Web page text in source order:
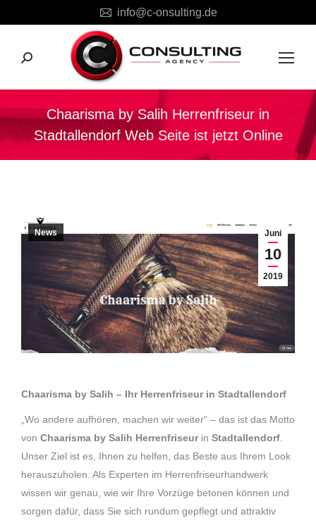
info@c-onsulting.de
Search:
Chaarisma by Salih Herrenfriseur in
Stadtallendorf Web Seite ist jetzt Online
Sie befinden sich hier:
Juni
10
2019
News
Chaarisma by Salih – Ihr Herrenfriseur in Stadtallendorf
„Wo andere aufhören, machen wir weiter“ – das ist das Motto
von Chaarisma by Salih Herrenfriseurin Stadtallendorf
Unser Ziel ist es, Ihnen zu helfen, das Beste aus Ihrem Look
herauszuholen. Als Experten im Herrenfriseurhandwerk
wissen wir genau, wie wir Ihre Vorzüge betonen können und
sorgen dafür, dass Sie sich rundum gepflegt und attraktiv